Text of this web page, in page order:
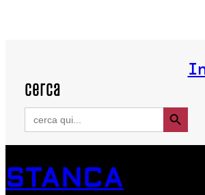
cerca
Search
for:
Search Button
STANCA